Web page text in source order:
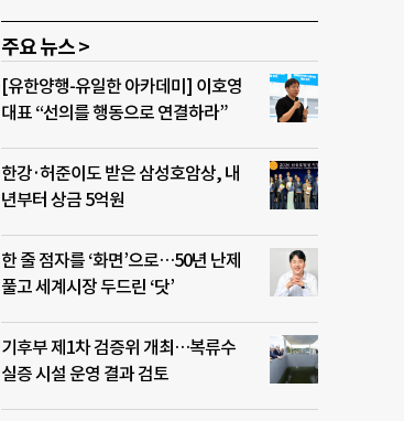
주요 뉴스 >
[유한양행-유일한 아카데미] 이호영
대표 “선의를 행동으로 연결하라”
한강·허준이도 받은 삼성호암상, 내
년부터 상금 5억원
한 줄 점자를 ‘화면’으로…50년 난제
풀고 세계시장 두드린 ‘닷’
기후부 제1차 검증위 개최…복류수
실증 시설 운영 결과 검토